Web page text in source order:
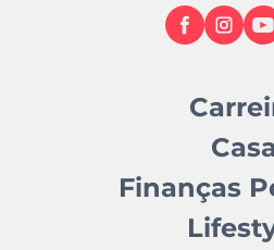
Finanças